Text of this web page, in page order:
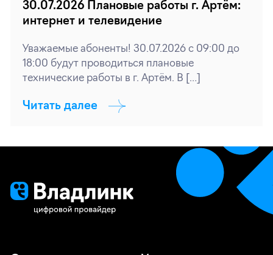
30.07.2026 Плановые работы г. Артём:
интернет и телевидение
Уважаемые абоненты! 30.07.2026 с 09:00 до
18:00 будут проводиться плановые
технические работы в г. Артём. В […]
Читать далее